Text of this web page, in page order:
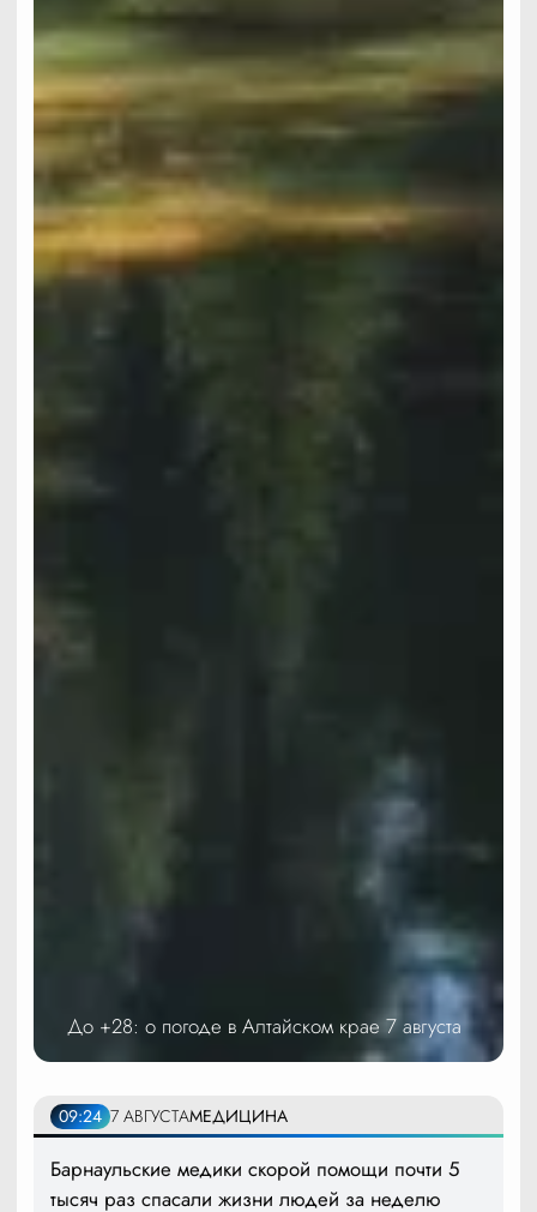
До +28: о погоде в Алтайском крае 7 августа
09:24 7 АВГУСТАМЕДИЦИНА
Барнаульские медики скорой помощи почти 5
тысяч раз спасали жизни людей за неделю